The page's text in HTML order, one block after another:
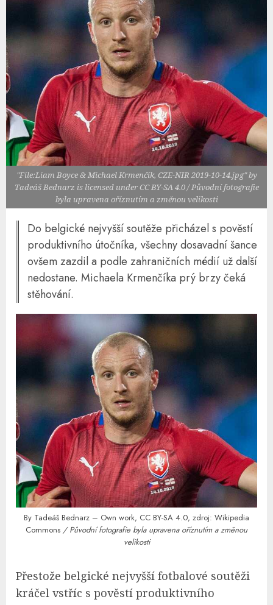
"File:Liam Boyce & Michael Krmenčík, CZE-NIR 2019-10-14.jpg" by
Tadeáš Bednarz is licensed under CC BY-SA 4.0 / Původní fotografie
byla upravena oříznutím a změnou velikosti
Do belgické nejvyšší soutěže přicházel s pověstí
produktivního útočníka, všechny dosavadní šance
ovšem zazdil a podle zahraničních médií už další
nedostane. Michaela Krmenčíka prý brzy čeká
stěhování.
By Tadeáš Bednarz – Own work, CC BY-SA 4.0, zdroj: Wikipedia
Commons / Původní fotografie byla upravena oříznutím a změnou
velikosti
Přestože belgické nejvyšší fotbalové soutěži
kráčel vstříc s pověstí produktivního